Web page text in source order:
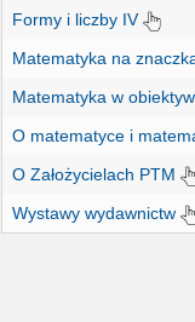
Formy i liczby IV
Matematyka na
Matematyka w
O matematyce i
O Założycielach PTM
Wystawy wydawnictw